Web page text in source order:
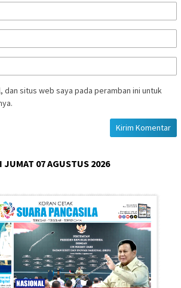
dan situs web saya pada peramban ini untuk
JUMAT 07 AGUSTUS 2026